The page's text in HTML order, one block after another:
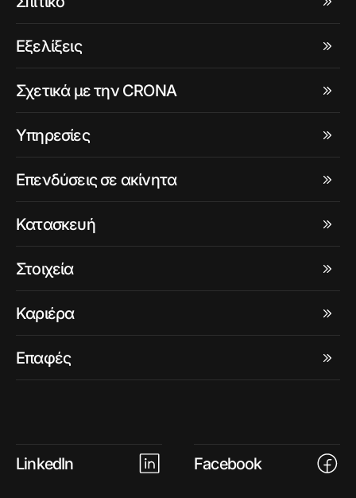
Εξελίξεις
Σχετικά με την CRONA
Υπηρεσίες
Επενδύσεις σε ακίνητα
Κατασκευή
Στοιχεία
Καριέρα
Επαφές
LinkedIn Facebook